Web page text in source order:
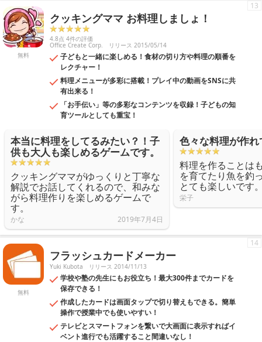
無料
クッキングママ お料理しましょ！
4.8点 4件の評価
Office Create Corp. リリース 2015/05/14
子どもと一緒に楽しめる！食材の切り方や料理の順番を
レクチャー！
料理メニューが多彩に搭載！プレイ中の動画をSNSに共
有出来る！
「お手伝い」等の多彩なコンテンツを収録！子どもの知
育ツールとしても重宝！
13
本当に料理をしてるみたい？！子
供も大人も楽しめるゲームです。
クッキングママがゆっくりと丁寧な
解説でお話してくれるので、和みな
がら料理作りを楽しめるゲームで
す。
かな 2019年7月4日
色々な料理が作
料理を作ることは
を育てたり魚を釣
とても楽しいです
栄子
無料
フラッシュカードメーカー
Yuki Kubota リリース 2014/11/13
学校や塾の先生にもお役立ち！最大300件までカードを
保存できる！
作成したカードは画面タップで切り替えもできる。簡単
操作で授業中でも使いやすい！
テレビとスマートフォンを繋いで大画面に表示すればイ
ベント進行でも活躍すること間違いなし！
14